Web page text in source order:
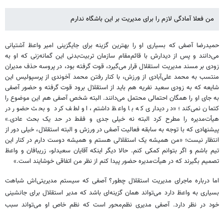
من فعلا آمادگی لازم را برای مدیریت بر این باشگاه ندارم
حمیدرضا آصفی که بسیاری او را بهترین گزینه برای جایگزینی امیر واعظ آشتیانی
می‌دانند و پس از دیدارش با قائم‌مقام سازمان تربیت‌بدنی این گمانه‌زنی که او به
زودی بر مسند مدیریت استقلال قرار می‌گیرد، قوت گرفته بود، در پروسه حذف مدیران
منتسب به محمد علی‌آبادی از ورزش، با کنار رفتن محمد آخوندی از پرسپولیس این
شایعه که به زودی سعید نفریه هم باید از استقلال برود قوت گرفته و حضور آصفی
به جای او را همگان احتمالی محتمل می‌دانند. البته شخص آصفی هم این موضوع را
کتمان نمی‌کند؛ «در دیداری که با واعظ داشتم، او لطف کرد و بحث حضور در
هیأت‌مدیره را مطرح کرد البته نه خیلی جدی و فقط در حد یک بحث عادی.»
پیشنهادی که با توجه به سابقه فعالیت آصفی در ورزش و البته استقلال، خیلی دور از
انتظار نیست؛ «من همیشه یک استقلالی هستم و همیشه دوست دارم در کنار این
تیم باشم و اگر بتوانم کمکی کنم. حالا دیگر اینکه آقایان سعیدلو، زریبافان و واعظ
تصمیم بگیرند که در هیأت‌مدیره حضور پیدا کنم از نظر من اتفاقی خوشایند است.»
اما درباره ماجرای مدیریت استقلال چطور؟ آصفی که سیستم مدیریتی‌اش شباهت
بسیاری به واعظ دارد می‌تواند همان گزینه‌ای باشد که مدیر استقلال برای جانشینی
خود در نظر دارد. آصفی مدیری نظم‌محور است که نظم خاص او می‌تواند سبب